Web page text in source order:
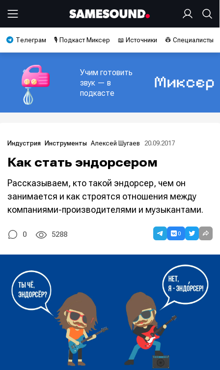
Телеграм 🎙️ Подкаст Миксер 📖 Источники 👷 Специалисты
Учим готовить
звук — в
подкасте
Индустрия Инструменты Алексей Шугаев 20.09.2017
Как стать эндорсером
Рассказываем, кто такой эндорсер, чем он
занимается и как строятся отношения между
компаниями-производителями и музыкантами.
0 5288 0